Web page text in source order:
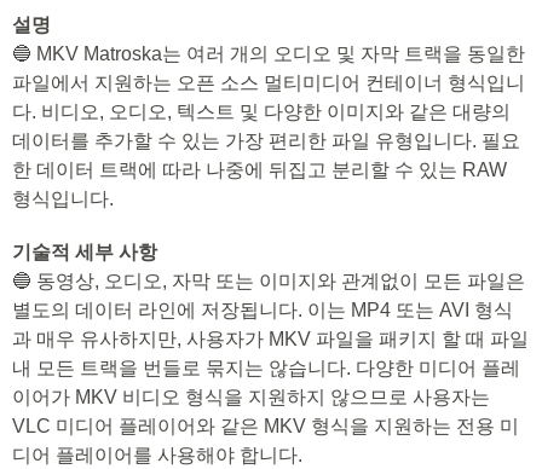
설명
🔵 MKV Matroska는 여러 개의 오디오 및 자막 트랙을 동일한
파일에서 지원하는 오픈 소스 멀티미디어 컨테이너 형식입니
다. 비디오, 오디오, 텍스트 및 다양한 이미지와 같은 대량의
데이터를 추가할 수 있는 가장 편리한 파일 유형입니다. 필요
한 데이터 트랙에 따라 나중에 뒤집고 분리할 수 있는 RAW
형식입니다.
기술적 세부 사항
🔵 동영상, 오디오, 자막 또는 이미지와 관계없이 모든 파일은
별도의 데이터 라인에 저장됩니다. 이는 MP4 또는 AVI 형식
과 매우 유사하지만, 사용자가 MKV 파일을 패키지 할 때 파일
내 모든 트랙을 번들로 묶지는 않습니다. 다양한 미디어 플레
이어가 MKV 비디오 형식을 지원하지 않으므로 사용자는
VLC 미디어 플레이어와 같은 MKV 형식을 지원하는 전용 미
디어 플레이어를 사용해야 합니다.